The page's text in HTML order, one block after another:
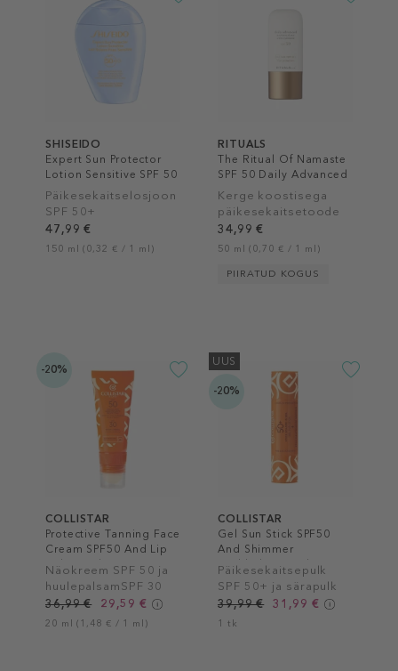
SHISEIDO
Expert Sun Protector
Lotion Sensitive SPF 50
Päikesekaitselosjoon
SPF 50+
47,99 €
150 ml (0,32 € / 1 ml)
RITUALS
The Ritual Of Namaste
SPF 50 Daily Advanced
Moisturiser
Kerge koostisega
päikesekaitsetoode
näole SPF 50
34,99 €
50 ml (0,70 € / 1 ml)
PIIRATUD KOGUS
-20%
COLLISTAR
Protective Tanning Face
Cream SPF50 And Lip
Balm Stick SPF30
Näokreem SPF 50 ja
huulepalsamSPF 30
36,99 €
29,59 €
20 ml (1,48 € / 1 ml)
UUS
-20%
COLLISTAR
Gel Sun Stick SPF50
And Shimmer
Highlighter Stick
Päikesekaitsepulk
SPF 50+ ja särapulk
39,99 €
31,99 €
1 tk